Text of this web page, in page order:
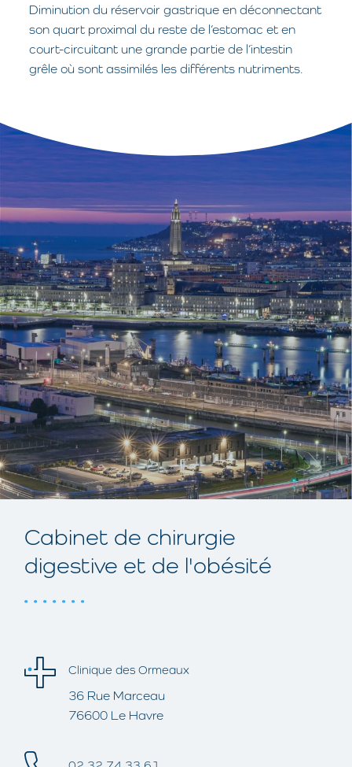
Diminution du réservoir gastrique en déconnectant
son quart proximal du reste de l’estomac et en
court-circuitant une grande partie de l’intestin
grêle où sont assimilés les différents nutriments.
Cabinet de chirurgie
digestive et de l'obésité
Clinique des Ormeaux
36 Rue Marceau
76600 Le Havre